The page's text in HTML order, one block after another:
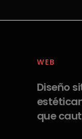
WEB
Diseño
que